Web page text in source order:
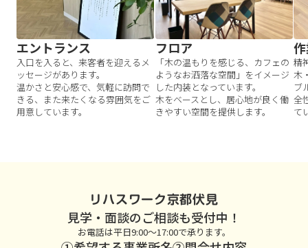
エントランス
入口を入ると、来客者を迎えるメ
ッセージがあります。
温かさと安心感で、気軽に訪問で
きる、また来たくなる雰囲気をご
用意しています。
フロア
「木の温もりを感じる、カフェの
ようなお洒落な空間」をイメージ
した内装となっています。
木をベースとし、居心地が良く働
きやすい空間を提供します。
精
木
ブ
全
て
リハスワーク京都伏見
見学・面談のご相談も受付中！
お電話は平日9:00～17:00で承ります。